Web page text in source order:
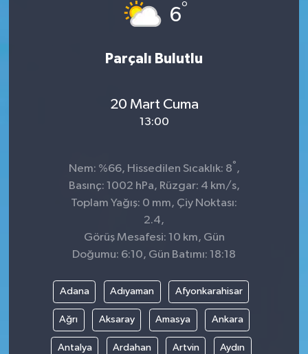
6°
Parçalı Bulutlu
20 Mart Cuma
13:00
Nem: %66, Hissedilen Sıcaklık: 8° ,
Basınç: 1002 hPa, Rüzgar: 4 km/s,
Toplam Yağış: 0 mm, Çiy Noktası:
2.4,
Görüş Mesafesi: 10 km, Gün
Doğumu: 6:10, Gün Batımı: 18:18
Adana Adıyaman Afyonkarahisar
Ağrı Aksaray Amasya Ankara
Antalya Ardahan Artvin Aydın